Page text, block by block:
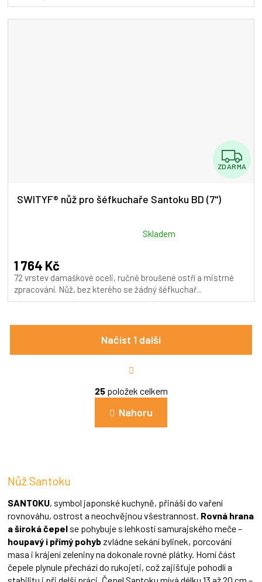
Z
D
ZDARMA
SWITYF® nůž pro šéfkuchaře Santoku BD (7")
produktu
je
5,0
z
hvězdiček.
Skladem
1 764 Kč
72 vrstev damaškové oceli, ručně broušené ostří a mistrné
zpracování. Nůž, bez kterého se žádný šéfkuchař...
v
á
d
k
y
v
ý
p
i
s
Načíst 1 další
t
á
n
k
o
v
25položek celkem
Nahoru
Nůž Santoku
SANTOKU, symbol japonské kuchyně, přináší do vaření
rovnováhu, ostrost a neochvějnou všestrannost. Rovná hrana
a široká čepel se pohybuje s lehkostí samurajského meče –
houpavý i přímý pohyb zvládne sekání bylinek, porcování
masa i krájení zeleniny na dokonale rovné plátky. Horní část
čepele plynule přechází do rukojeti, což zajišťuje pohodlí a